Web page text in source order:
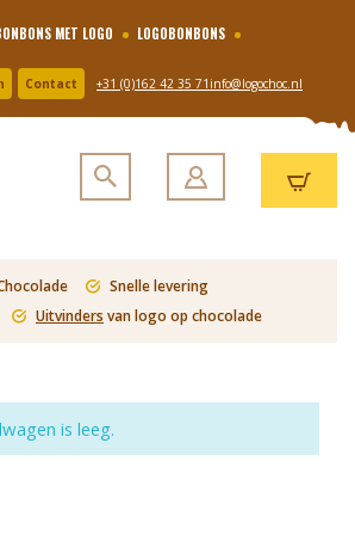
MET LOGO
LOGOBONBONS
Contact +31 (0)162 42 35 71 info@logochoc.nl
Snelle levering
Uitvinders van logo op chocolade
is leeg.